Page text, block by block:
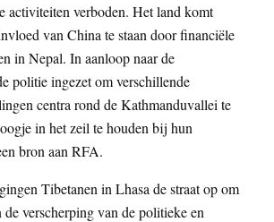
activiteiten verboden. Het land komt
van China te staan door financiële
in Nepal. In aanloop naar de
politie ingezet om verschillende
centra rond de Kathmanduvallei te
in het zeil te houden bij hun
bron aan RFA.
Tibetanen in Lhasa de straat op om
de verscherping van de politieke en